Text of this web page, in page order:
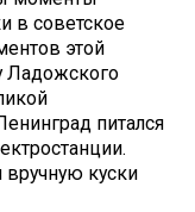
в советское
этой
Ладожского
питался
куски